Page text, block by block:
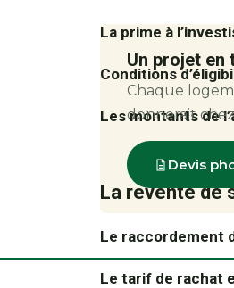
La prime à
Conditions
Les montants de
La revente de
Le raccordement
Le tarif de rachat
Un projet en
Chaque
donnerait
Devis